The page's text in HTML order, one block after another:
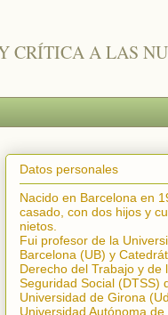
CRÍTICA A LAS
Datos personales
Nacido en Barcelona en
casado, con dos hijos y
nietos.
Fui profesor de la
Barcelona (UB) y
Derecho del Trabajo y de
Seguridad Social (DTSS)
Universidad de Girona
Universidad Autónoma de